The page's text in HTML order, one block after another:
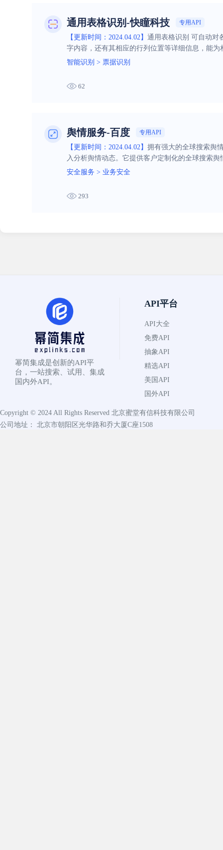
通用表格识别-快瞳科技 专用API
【更新时间：2024.04.02】 通用表格识别 可自动对
字内容，还有其相应的行列位置等详细信息，能
智能识别 > 票据识别
62
舆情服务-百度 专用API
【更新时间：2024.04.02】 拥有强大的全球搜索舆
入分析舆情动态。它提供客户定制化的全球搜索
安全服务 > 业务安全
293
幂简集成是创新的API平
台，一站搜索、试用、集成
国内外API。
API平台
API大全
免费API
抽象API
精选API
美国API
国外API
Copyright © 2024 All Rights Reserved 北京蜜堂有信科技有限公司
公司地址： 北京市朝阳区光华路和乔大厦C座1508